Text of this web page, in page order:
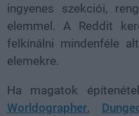
ingyenes szekciói,
elemmel. A Reddit
felkínálni mindenféle
elemekre.
Ha magatok
Worldographer,